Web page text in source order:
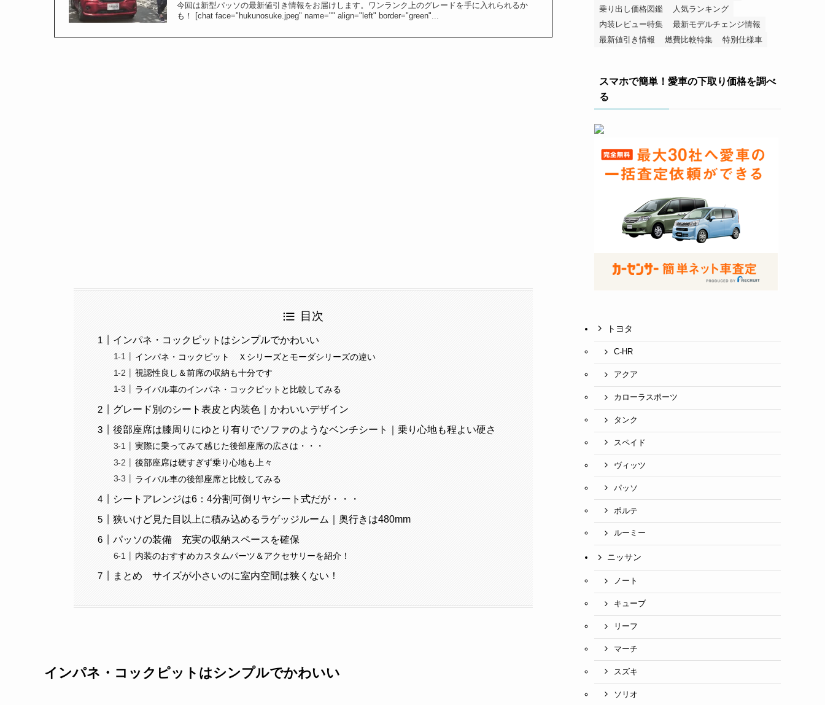
今回は新型パッソの最新値引き情報をお届けします。ワンランク上のグレードを手に入れられるか
も！ [chat face="hukunosuke.jpeg" name="" align="left" border="green"...
目次
インパネ・コックピットはシンプルでかわいい
インパネ・コックピット Ｘシリーズとモーダシリーズの違い
視認性良し＆前席の収納も十分です
ライバル車のインパネ・コックピットと比較してみる
グレード別のシート表皮と内装色｜かわいいデザイン
後部座席は膝周りにゆとり有りでソファのようなベンチシート｜乗り心地も程よい硬さ
実際に乗ってみて感じた後部座席の広さは・・・
後部座席は硬すぎず乗り心地も上々
ライバル車の後部座席と比較してみる
シートアレンジは6：4分割可倒リヤシート式だが・・・
狭いけど見た目以上に積み込めるラゲッジルーム｜奥行きは480mm
パッソの装備 充実の収納スペースを確保
内装のおすすめカスタムパーツ＆アクセサリーを紹介！
まとめ サイズが小さいのに室内空間は狭くない！
インパネ・コックピットはシンプルでかわいい
乗り出し価格図鑑
人気ランキング
内装レビュー特集
最新モデルチェンジ情報
最新値引き情報
燃費比較特集 特別仕様車
スマホで簡単！愛車の下取り価格を調べ
る
トヨタ
C-HR
アクア
カローラスポーツ
タンク
スペイド
ヴィッツ
パッソ
ポルテ
ルーミー
ニッサン
ノート
キューブ
リーフ
マーチ
スズキ
ソリオ